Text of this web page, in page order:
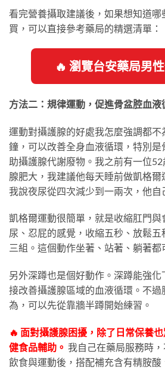
看完營養攝取建議後，如果想知道哪
買，可以直接參考藥局的精選清單：
🔥 瀏覽台安藥局男
方法二：規律運動，促進骨盆腔血液
運動對攝護腺的好處我怎麼強調都
鐘，可以改善全身血液循環，特別
助攝護腺代謝廢物。我之前有一位
腺肥大，我建議他每天睡前做凱格
我說夜尿從四次減少到一兩次，他自
凱格爾運動很簡單，就是收縮肛門
尿、忍屁的感覺，收縮五秒、放鬆
三組。這個動作坐著、站著、躺著都
另外深蹲也是個好動作。深蹲能強
接改善攝護腺區域的血液循環。不
為，可以先從靠牆半蹲開始練習。
🔥 面對攝護腺困擾，除了日常保養
健食品輔助。 我自己在藥局服務時
飲食與運動後，搭配補充含有精胺